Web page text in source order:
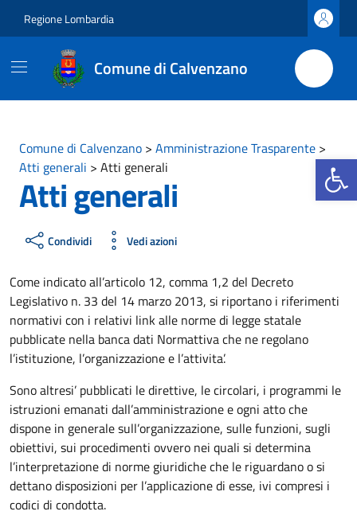
Apri la
Regione Lombardia
Comune di Calvenzano
Comune di Calvenzano > Amministrazione Trasparente >
Atti generali > Atti generali
Atti generali
Condividi Vedi azioni
Come indicato all’articolo 12, comma 1,2 del Decreto
Legislativo n. 33 del 14 marzo 2013, si riportano i riferimenti
normativi con i relativi link alle norme di legge statale
pubblicate nella banca dati Normattiva che ne regolano
l’istituzione, l’organizzazione e l’attivita’.
Sono altresi’ pubblicati le direttive, le circolari, i programmi le
istruzioni emanati dall’amministrazione e ogni atto che
dispone in generale sull’organizzazione, sulle funzioni, sugli
obiettivi, sui procedimenti ovvero nei quali si determina
l’interpretazione di norme giuridiche che le riguardano o si
dettano disposizioni per l’applicazione di esse, ivi compresi i
codici di condotta.